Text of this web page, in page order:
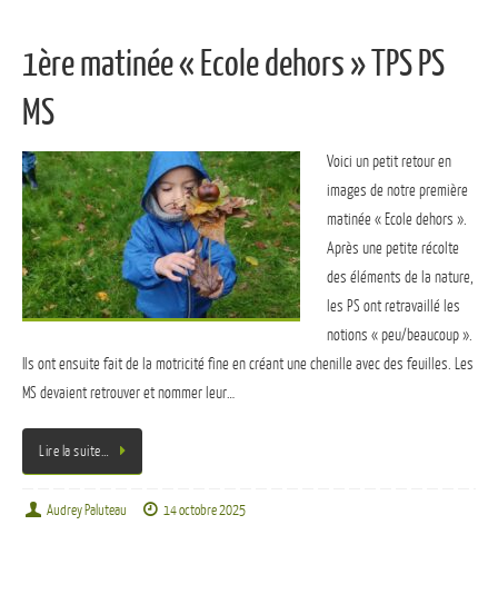
1ère matinée « Ecole dehors » TPS PS
MS
Voici un petit retour en
images de notre première
matinée « Ecole dehors ».
Après une petite récolte
des éléments de la nature,
les PS ont retravaillé les
notions « peu/beaucoup ».
Ils ont ensuite fait de la motricité fine en créant une chenille avec des feuilles. Les
MS devaient retrouver et nommer leur…
Lire la suite…
Audrey Paluteau 14 octobre 2025